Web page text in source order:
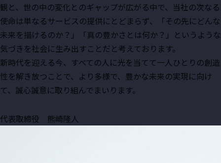
観と、世の中の変化とのギャップが広がる中で、当社の次なる
使命は単なるサービスの提供にとどまらず、「その先にどんな
未来を描けるのか？」「真の豊かさとは何か？」というような
気づきを社会に生み出すことだと考えております。
新時代を迎える今、すべての人に光を当てて一人ひとりの創造
性を解き放つことで、より多様で、豊かな未来の実現に向け
て、誠心誠意に取り組んでまいります。
代表取締役 熊崎隆人